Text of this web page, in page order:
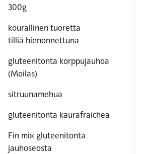
300g
kourallinen tuoretta
tilliä hienonnettuna
gluteenitonta korppujauhoa
(Moilas)
sitruunamehua
gluteenitonta kaurafraichea
Fin mix gluteenitonta
jauhoseosta